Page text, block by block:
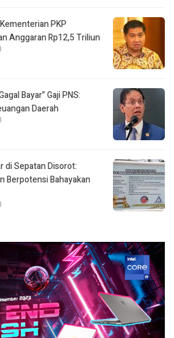
PKP
Anggaran Rp12,5 Triliun
Bayar” Gaji PNS:
Daerah
di Sepatan Disorot:
Berpotensi Bahayakan